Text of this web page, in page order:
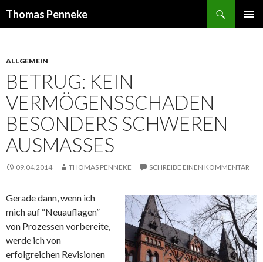
Thomas Penneke
ALLGEMEIN
BETRUG: KEIN
VERMÖGENSSCHADEN
BESONDERS SCHWEREN
AUSMASSES
09.04.2014 THOMAS PENNEKE SCHREIBE EINEN KOMMENTAR
Gerade dann, wenn ich
mich auf “Neuauflagen”
von Prozessen vorbereite,
werde ich von
erfolgreichen Revisionen